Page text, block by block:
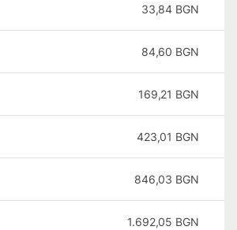
33,84 BGN
84,60 BGN
169,21 BGN
423,01 BGN
846,03 BGN
1.692,05 BGN